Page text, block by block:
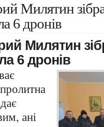
Милятин
6 дронів
Милятин
6 дронів
ані